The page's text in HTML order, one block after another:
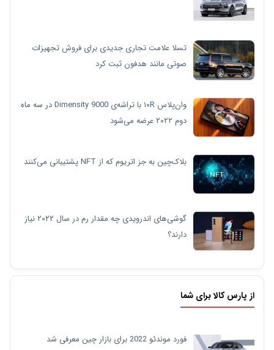
تسلا علامت تجاری جدیدی برای فروش تجهیزات
صوتی مانند هدفون ثبت کرد
وان‌پلاس ۱۰R با تراشه‌ی Dimensity 9000 در سه ماه
دوم ۲۰۲۲ عرضه می‌شود
بلاک‌چین به جز اتریوم که از NFT پشتیبانی می‌کنند
گوشی‌های اندرویدی چه مقدار رم در سال ۲۰۲۲ نیاز
دارند؟
از پارس کالا برای شما
فورد موندئو 2022 برای بازار چین معرفی شد